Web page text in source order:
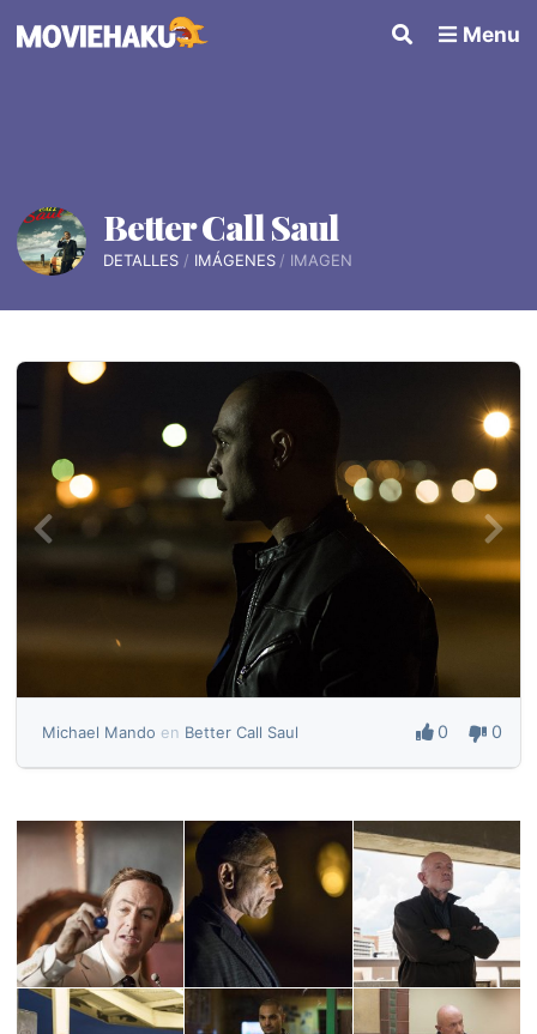
Menu
Better Call Saul
DETALLES IMÁGENES IMAGEN
Michael Mando en Better Call Saul 0 0